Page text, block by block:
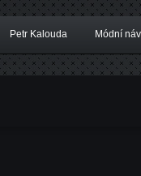
Petr Kalouda Módní